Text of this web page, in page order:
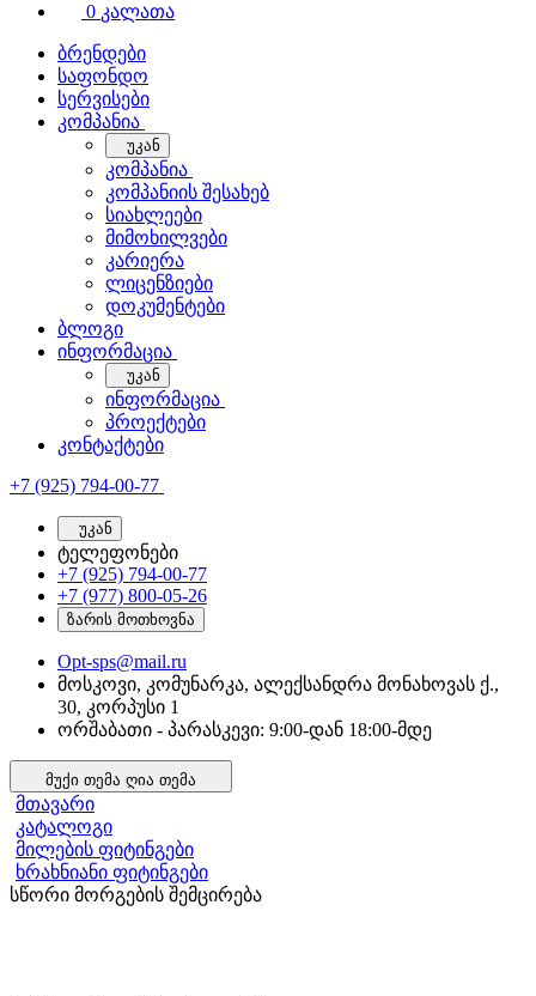
0 კალათა
ბრენდები
საფონდო
სერვისები
კომპანია
უკან
კომპანია
კომპანიის შესახებ
სიახლეები
მიმოხილვები
კარიერა
ლიცენზიები
დოკუმენტები
ბლოგი
ინფორმაცია
უკან
ინფორმაცია
პროექტები
კონტაქტები
+7 (925) 794-00-77
უკან
ტელეფონები
+7 (925) 794-00-77
+7 (977) 800-05-26
ზარის მოთხოვნა
Opt-sps@mail.ru
მოსკოვი, კომუნარკა, ალექსანდრა მონახოვას ქ.,
30, კორპუსი 1
ორშაბათი - პარასკევი: 9:00-დან 18:00-მდე
მუქი თემა ღია თემა
მთავარი
კატალოგი
მილების ფიტინგები
ხრახნიანი ფიტინგები
სწორი მორგების შემცირება